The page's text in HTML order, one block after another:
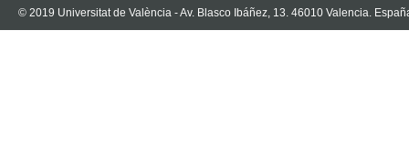
© 2019 Universitat de València - Av. Blasco Ibáñez, 13. 46010 Valencia.